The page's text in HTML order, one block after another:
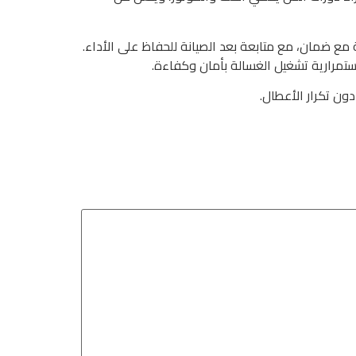
ضمان، مع متابعة بعد الصيانة للحفاظ على الأداء.
تشغيل الغسالة بأمان وكفاءة.
تكرار الأعطال.